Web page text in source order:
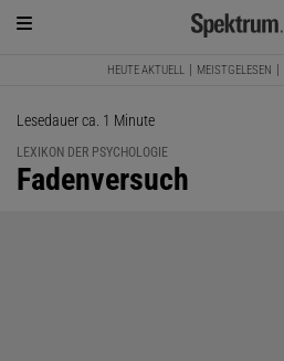
HEUTE AKTUELL MEISTGELESEN
Lesedauer ca. 1 Minute
LEXIKON DER PSYCHOLOGIE
:
Fadenversuch